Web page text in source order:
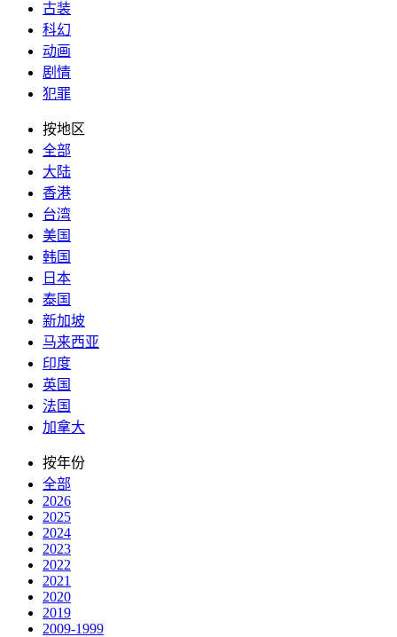
古装
科幻
动画
剧情
犯罪
按地区
全部
大陆
香港
台湾
美国
韩国
日本
泰国
新加坡
马来西亚
印度
英国
法国
加拿大
按年份
全部
2026
2025
2024
2023
2022
2021
2020
2019
2009-1999